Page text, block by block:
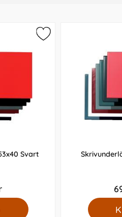
Svart